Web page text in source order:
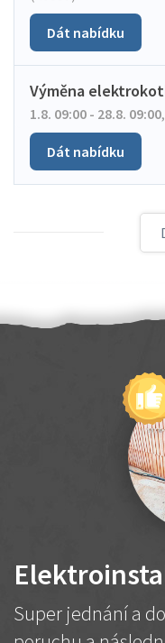
Dát nabídku
Výměna
1.8. 09:00 - 28.8. 09:00,
Dát nabídku
Super jednání a